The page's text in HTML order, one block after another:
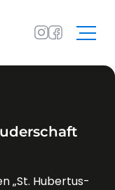
„St. Hubertus-